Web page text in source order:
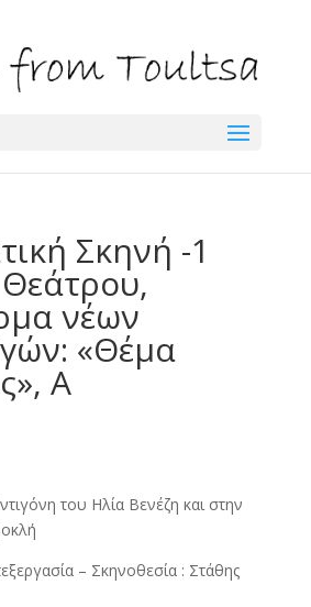
Σκηνή -1
νέων
«Θέμα
Α
του Ηλία Βενέζη και στην
– Σκηνοθεσία : Στάθης